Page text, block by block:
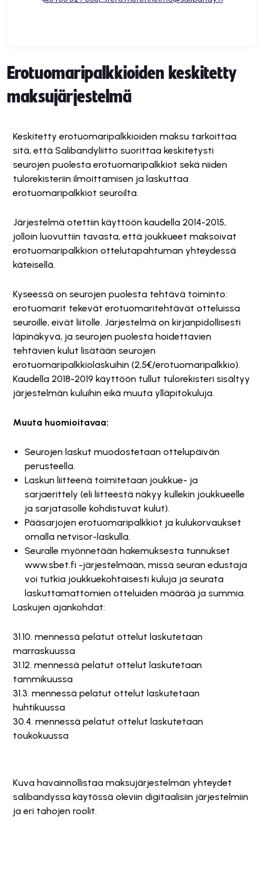
Erotuomaripalkkioiden keskitetty
maksujärjestelmä
Keskitetty erotuomaripalkkioiden maksu tarkoittaa
sitä, että Salibandyliitto suorittaa keskitetysti
seurojen puolesta erotuomaripalkkiot sekä niiden
tulorekisteriin ilmoittamisen ja laskuttaa
erotuomaripalkkiot seuroilta.
Järjestelmä otettiin käyttöön kaudella 2014-2015,
jolloin luovuttiin tavasta, että joukkueet maksoivat
erotuomaripalkkion ottelutapahtuman yhteydessä
käteisellä.
Kyseessä on seurojen puolesta tehtävä toiminto:
erotuomarit tekevät erotuomaritehtävät otteluissa
seuroille, eivät liitolle. Järjestelmä on kirjanpidollisesti
läpinäkyvä, ja seurojen puolesta hoidettavien
tehtävien kulut lisätään seurojen
erotuomaripalkkiolaskuihin (2,5€/erotuomaripalkkio).
Kaudella 2018-2019 käyttöön tullut tulorekisteri sisältyy
järjestelmän kuluihin eikä muuta ylläpitokuluja.
Muuta huomioitavaa:
Seurojen laskut muodostetaan ottelupäivän
perusteella.
Laskun liitteenä toimitetaan joukkue- ja
sarjaerittely (eli liitteestä näkyy kullekin joukkueelle
ja sarjatasolle kohdistuvat kulut).
Pääsarjojen erotuomaripalkkiot ja kulukorvaukset
omalla netvisor-laskulla.
Seuralle myönnetään hakemuksesta tunnukset
www.sbet.fi -järjestelmään, missä seuran edustaja
voi tutkia joukkuekohtaisesti kuluja ja seurata
laskuttamattomien otteluiden määrää ja summia.
Laskujen ajankohdat:
31.10. mennessä pelatut ottelut laskutetaan
marraskuussa
31.12. mennessä pelatut ottelut laskutetaan
tammikuussa
31.3. mennessä pelatut ottelut laskutetaan
huhtikuussa
30.4. mennessä pelatut ottelut laskutetaan
toukokuussa
Kuva havainnollistaa maksujärjestelmän yhteydet
salibandyssa käytössä oleviin digitaalisiin järjestelmiin
ja eri tahojen roolit.